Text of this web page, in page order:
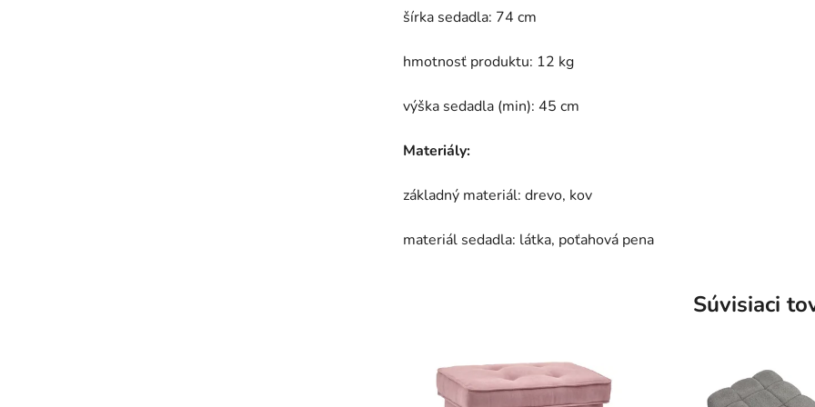
šírka sedadla: 74 cm
hmotnosť produktu: 12 kg
výška sedadla (min): 45 cm
Materiály:
základný materiál: drevo, kov
materiál sedadla: látka, poťahová pena
Súvisiaci